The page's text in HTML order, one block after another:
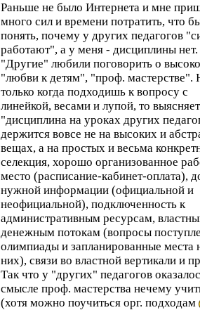
Раньше не было Интернета и мне
много сил и времени потратить, что
понять, почему у других педагогов
работают", а у меня - дисциплины нет.
"Другие" любили поговорить о
"любви к детям", "проф. мастерстве".
только когда подходишь к вопросу с
линейкой, весами и лупой, то
"дисциплина на уроках других
держится вовсе не на высоких и
вещах, а на простых и весьма
селекция, хорошо организованное
место (расписание-кабинет-оплата),
нужной информации (официальной и
неофициальной), подключенность к
административным ресурсам,
денежным потокам (вопросы
олимпиады и запланированные места
них), связи во властной вертикали и
Так что у "других" педагогов
смысле проф. мастерства нечему
(хотя можно поучиться орг. подходам